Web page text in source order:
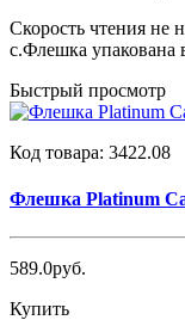
Скорость чтения
с.Флешка упакована
Быстрый просмотр
Код товара: 3422.08
Флешка Platinum
589.0руб.
Купить